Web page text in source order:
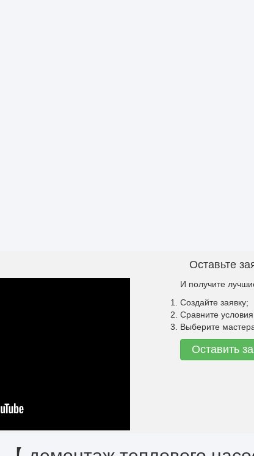
Оставьте
И получите
Создайте заявку;
Сравните
Выберите
Оставить